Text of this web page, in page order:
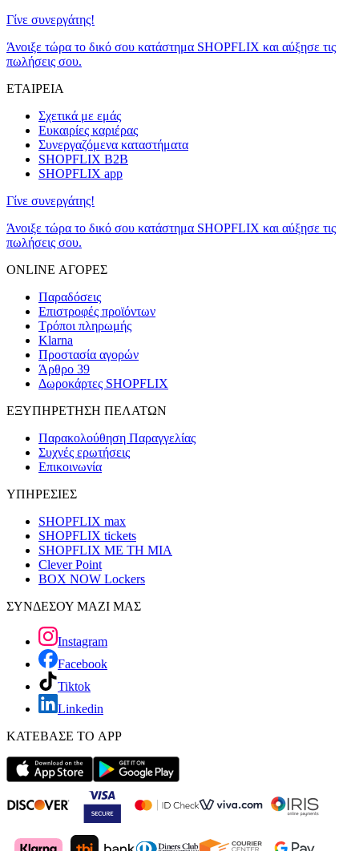
Γίνε συνεργάτης!
Άνοιξε τώρα το δικό σου κατάστημα SHOPFLIX και αύξησε τις
πωλήσεις σου.
ΕΤΑΙΡΕΙΑ
Σχετικά με εμάς
Ευκαιρίες καριέρας
Συνεργαζόμενα καταστήματα
SHOPFLIX B2B
SHOPFLIX app
Γίνε συνεργάτης!
Άνοιξε τώρα το δικό σου κατάστημα SHOPFLIX και αύξησε τις
πωλήσεις σου.
ONLINE ΑΓΟΡΕΣ
Παραδόσεις
Επιστροφές προϊόντων
Τρόποι πληρωμής
Klarna
Προστασία αγορών
Άρθρο 39
Δωροκάρτες SHOPFLIX
ΕΞΥΠΗΡΕΤΗΣΗ ΠΕΛΑΤΩΝ
Παρακολούθηση Παραγγελίας
Συχνές ερωτήσεις
Επικοινωνία
ΥΠΗΡΕΣΙΕΣ
SHOPFLIX max
SHOPFLIX tickets
SHOPFLIX ΜΕ ΤΗ ΜΙΑ
Clever Point
BOX NOW Lockers
ΣΥΝΔΕΣΟΥ ΜΑΖΙ ΜΑΣ
Instagram
Facebook
Tiktok
Linkedin
ΚΑΤΕΒΑΣΕ ΤΟ APP